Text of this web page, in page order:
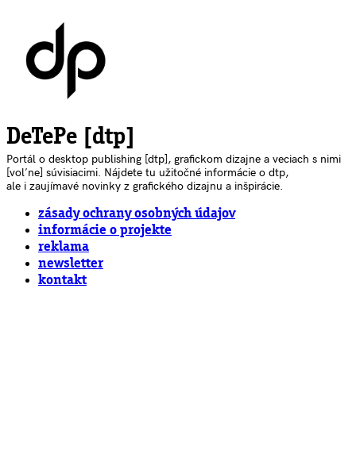
DeTePe [dtp]
Portál o desktop publishing [dtp], grafickom dizajne a veciach s nimi
[voľne] súvisiacimi. Nájdete tu užitočné informácie o dtp,
ale i zaujímavé novinky z grafického dizajnu a inšpirácie.
zásady ochrany osobných údajov
informácie o projekte
reklama
newsletter
kontakt